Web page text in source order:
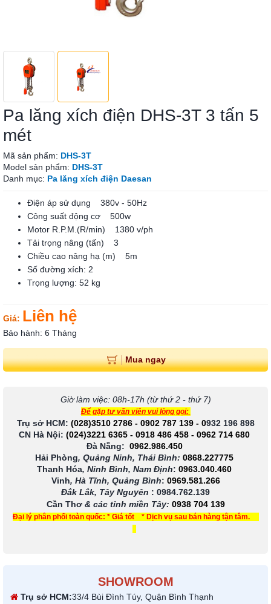
Pa lăng xích điện DHS-3T 3 tấn 5
mét
Mã sản phẩm: DHS-3T
Model sản phẩm: DHS-3T
Danh mục: Pa lăng xích điện Daesan
Điện áp sử dụng 380v - 50Hz
Công suất động cơ 500w
Motor R.P.M.(R/min) 1380 v/ph
Tải trọng nâng (tấn) 3
Chiều cao nâng hạ (m) 5m
Số đường xích: 2
Trọng lượng: 52 kg
Giá: Liên hệ
Bảo hành: 6 Tháng
Mua ngay
Giờ làm việc: 08h-17h (từ thứ 2 - thứ 7)
Để gặp tư vấn viên vui lòng gọi:
Trụ sở HCM: (028)3510 2786 - 0902 787 139- 0932 196 898
CN Hà Nội: (024)3221 6365 - 0918 486 458 - 0962 714 680
Đà Nẵng: 0962.986.450
Hải Phòng, Quảng Ninh, Thái Bình: 0868.227775
Thanh Hóa, Ninh Bình, Nam Định: 0963.040.460
Vinh, Hà Tĩnh, Quảng Bình: 0969.581.266
Đắk Lắk, Tây Nguyên : 0984.762.139
Cần Thơ & các tỉnh miền Tây: 0938 704 139
Đại lý phân phối toàn quốc: * Giá tốt * Dịch vụ sau bán hàng tận tâm.
SHOWROOM
Trụ sở HCM:33/4 Bùi Đình Túy, Quận Bình Thạnh